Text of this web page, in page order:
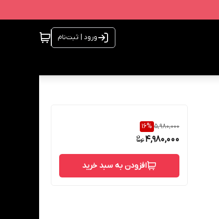
ورود | ثبت‌نام
5,980,000
16%
4,980,000
افزودن به سبد خرید